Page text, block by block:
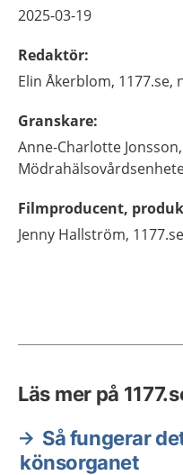
2025-03-19
Redaktör:
Elin Åkerblom, 1177.se,
Granskare:
Anne-Charlotte Jonsson,
Filmproducent,
Jenny Hallström,
Läs mer på
Så fungerar
könsorganet